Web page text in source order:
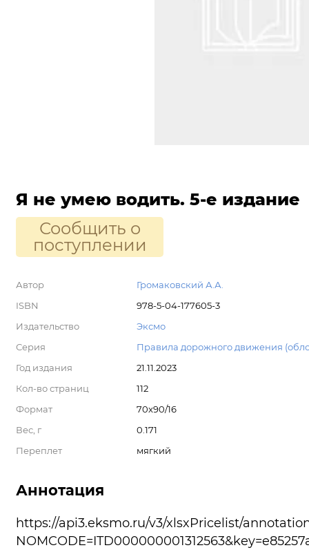
Я не умею водить. 5-е издание
Сообщить о
поступлении
Автор
Громаковский А.А.
ISBN
978-5-04-177605-3
Издательство
Эксмо
Серия
Правила дорожного движения
Год издания
21.11.2023
Кол-во страниц
112
Формат
70x90/16
Вес, г
0.171
Переплет
мягкий
Аннотация
https://api3.eksmo.ru/v3/xlsxPricelist/